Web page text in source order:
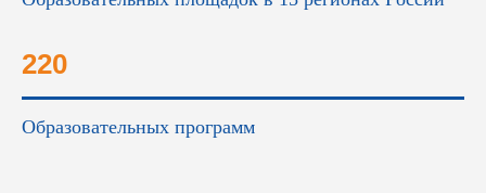
Курс с видеолекциями
220
Образовательных программ